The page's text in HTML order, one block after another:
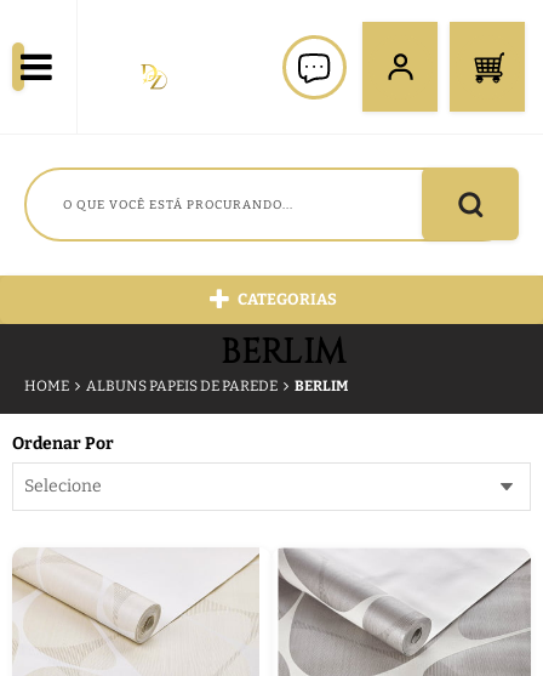
CATEGORIAS
BERLIM
HOME ALBUNS PAPEIS DE PAREDE BERLIM
Ordenar Por
Selecione